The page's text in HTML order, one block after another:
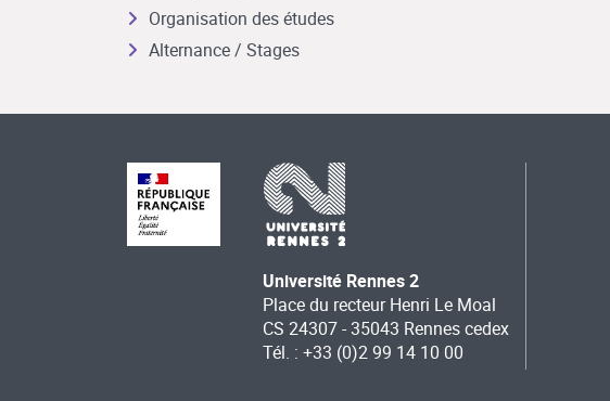
Organisation des études
Alternance / Stages
Université Rennes 2
Place du recteur Henri Le Moal
CS 24307 - 35043 Rennes cedex
Tél. : +33 (0)2 99 14 10 00